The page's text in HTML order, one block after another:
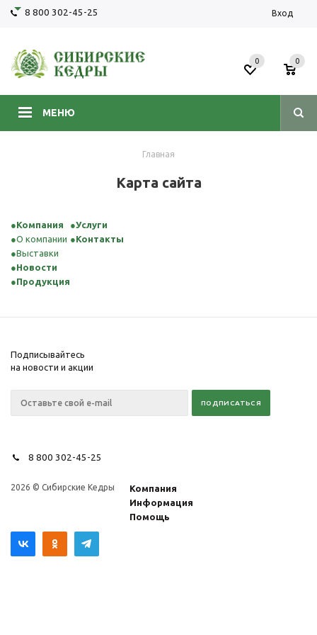
8 800 302-45-25 Вход
МЕНЮ
0 0
Главная
Карта сайта
Компания
О компании
Выставки
Новости
Продукция
Услуги
Контакты
Подписывайтесь
на новости и акции
8 800 302-45-25
2026 © Сибирские Кедры
Компания
Информация
Помощь